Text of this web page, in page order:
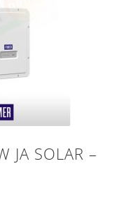
JA SOLAR –